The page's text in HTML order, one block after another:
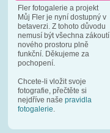
Fler fotogalerie a projekt
Můj Fler je nyní dostupný v
betaverzi. Z tohoto důvodu
nemusí být všechna zákoutí
nového prostoru plně
funkční. Děkujeme za
pochopení.
Chcete-li vložit svoje
fotografie, přečtěte si
nejdříve naše pravidla
fotogalerie.